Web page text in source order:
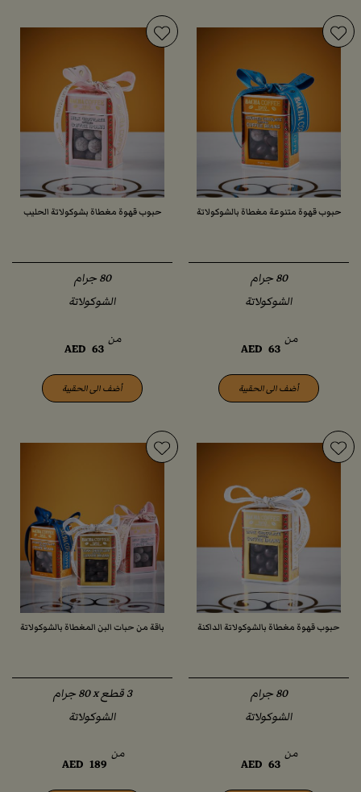
حبوب قهوة متنوعة مغطاة بالشوكولاتة
‏80 جرام
الشوكولاتة
من
AED 63
أضف الى الحقيبة
حبوب قهوة مغطاة بشوكولاتة الحليب
‏80 جرام
الشوكولاتة
من
AED 63
أضف الى الحقيبة
حبوب قهوة مغطاة بالشوكولاتة الداكنة
‏80 جرام
الشوكولاتة
من
AED 63
باقة من حبات البن المغطاة بالشوكولاتة
‏3 قطع x ‏80 جرام
الشوكولاتة
من
AED 189